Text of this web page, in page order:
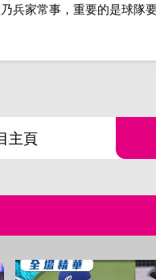
家常事，重要的是球隊
主頁